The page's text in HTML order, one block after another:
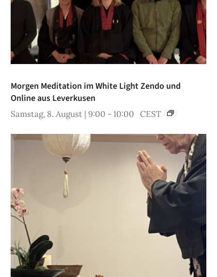
Morgen Meditation im White Light Zendo und
Online aus Leverkusen
Samstag, 8. August | 9:00 -10:00 CEST